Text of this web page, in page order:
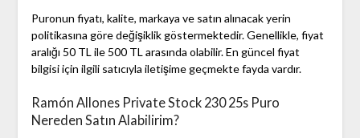
Puronun fiyatı, kalite, markaya ve satın alınacak yerin
politikasına göre değişiklik göstermektedir. Genellikle, fiyat
aralığı 50 TL ile 500 TL arasında olabilir. En güncel fiyat
bilgisi için ilgili satıcıyla iletişime geçmekte fayda vardır.
Ramón Allones Private Stock 230 25s Puro
Nereden Satın Alabilirim?